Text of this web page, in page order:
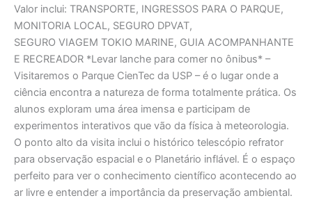
Valor inclui: TRANSPORTE, INGRESSOS PARA O PARQUE,
MONITORIA LOCAL, SEGURO DPVAT,
SEGURO VIAGEM TOKIO MARINE, GUIA ACOMPANHANTE
E RECREADOR *Levar lanche para comer no ônibus* –
Visitaremos o Parque CienTec da USP – é o lugar onde a
ciência encontra a natureza de forma totalmente prática. Os
alunos exploram uma área imensa e participam de
experimentos interativos que vão da física à meteorologia.
O ponto alto da visita inclui o histórico telescópio refrator
para observação espacial e o Planetário inflável. É o espaço
perfeito para ver o conhecimento científico acontecendo ao
ar livre e entender a importância da preservação ambiental.